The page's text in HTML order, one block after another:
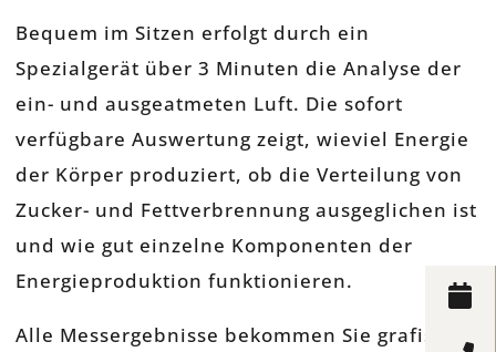
Bequem im Sitzen erfolgt durch ein
Spezialgerät über 3 Minuten die Analyse der
ein- und ausgeatmeten Luft. Die sofort
verfügbare Auswertung zeigt, wieviel Energie
der Körper produziert, ob die Verteilung von
Zucker- und Fettverbrennung ausgeglichen ist
und wie gut einzelne Komponenten der
Energieproduktion funktionieren.
Alle Messergebnisse bekommen Sie grafisch